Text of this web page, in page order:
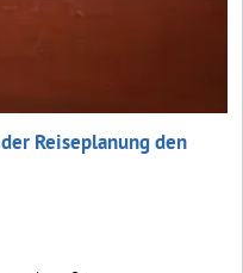
Reiseplanung den